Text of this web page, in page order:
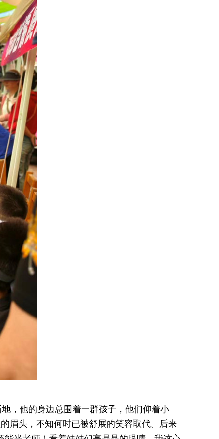
，他的身边总围着一群孩子，他们仰着小
眉头，不知何时已被舒展的笑容取代。后来